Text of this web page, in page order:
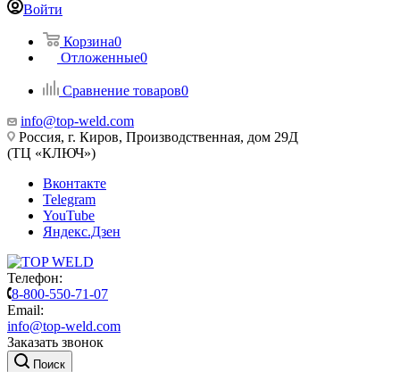
Войти
Корзина0
Отложенные0
Сравнение товаров0
info@top-weld.com
Россия, г. Киров, Производственная, дом 29Д
(ТЦ «КЛЮЧ»)
Вконтакте
Telegram
YouTube
Яндекс.Дзен
Телефон:
8-800-550-71-07
Email:
info@top-weld.com
Заказать звонок
Поиск